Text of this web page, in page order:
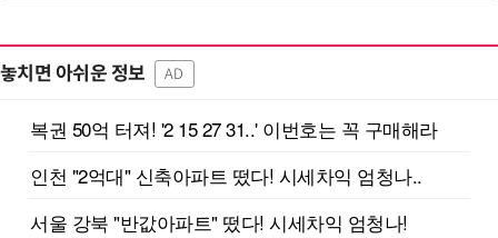
놓치면 아쉬운 정보 AD